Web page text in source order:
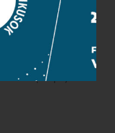
u. 1. (Müpa)